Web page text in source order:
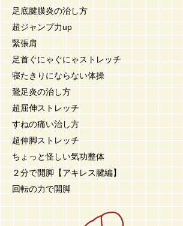
足底腱膜炎の治し方
超ジャンプ力up
緊張肩
足首ぐにゃぐにゃストレッチ
寝たきりにならない体操
鵞足炎の治し方
超屈伸ストレッチ
すねの痛い治し方
超伸脚ストレッチ
ちょっと怪しい気功整体
２分で開脚【アキレス腱編】
回転の力で開脚